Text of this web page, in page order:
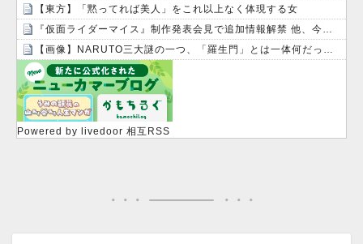
【東方】「黙ってれば美人」をこれ以上なく体現する女
『仮面ライダーマイス』制作発表会見で追加情報解禁 他、今週の備忘録（2026/7/31～2026/8/6）
【画像】NARUTO三大謎の一つ、「羅生門」とは一体何だったのか！？
Powered by livedoor 相互RSS